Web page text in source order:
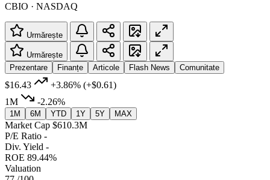
CBIO · NASDAQ
Urmărește
Urmărește
Prezentare
Finanțe Articole Flash News Comunitate
$16.43 +3.86% (+$0.61)
1M
-2.26%
1M 6M YTD 1Y 5Y MAX
Market Cap $610.3M
P/E Ratio -
Div. Yield -
ROE 89.44%
Valuation